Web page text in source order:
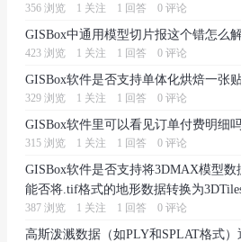
356 浏览 1 关注 1 回答 0 评论
GISBox中通用模型切片报这个错怎么
423 浏览 1 关注 1 回答 0 评论
GISBox软件是否支持单体化烘焙一张
329 浏览 1 关注 1 回答 0 评论
GISBox软件里可以看见订单付费明细
315 浏览 1 关注 1 回答 0 评论
GISBox软件是否支持将3DMAX模型
能否将.tif格式的地形数据转换为
387 浏览 1 关注 1 回答 0 评论
高斯泼溅数据（如PLY和SPLAT格式